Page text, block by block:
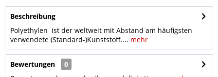
Beschreibung
Polyethylen ist der weltweit mit Abstand am häufigsten
verwendete (Standard-)Kunststoff.... mehr
Bewertungen
0